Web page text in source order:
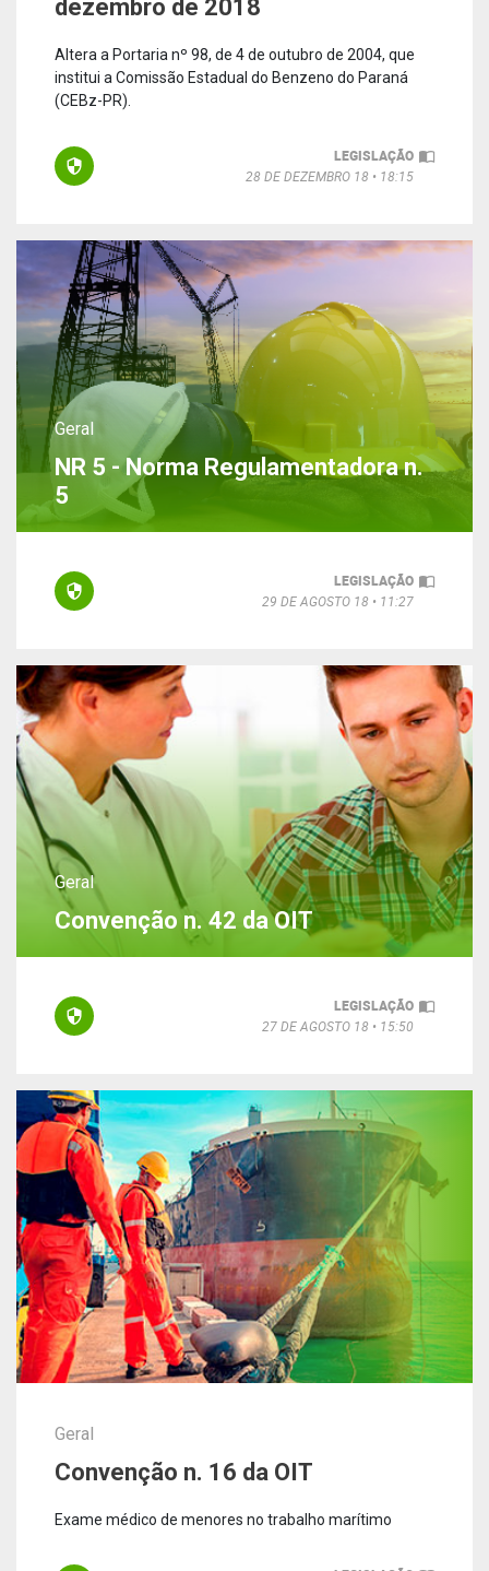
dezembro de 2018
Altera a Portaria nº 98, de 4 de outubro de 2004, que
institui a Comissão Estadual do Benzeno do Paraná
(CEBz-PR).
LEGISLAÇÃO
28 DE DEZEMBRO 18
18:15
Geral
NR 5 - Norma Regulamentadora n.
5
LEGISLAÇÃO
29 DE AGOSTO 18
11:27
Geral
Convenção n. 42 da OIT
LEGISLAÇÃO
27 DE AGOSTO 18
15:50
Geral
Convenção n. 16 da OIT
Exame médico de menores no trabalho marítimo